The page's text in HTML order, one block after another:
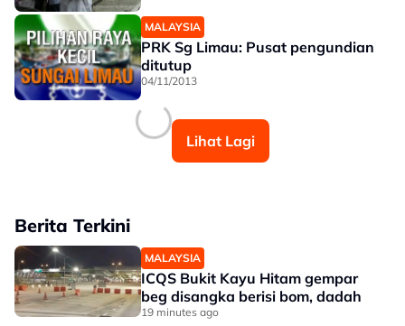
MALAYSIA
PRK Sg Limau: Pusat pengundian
ditutup
04/11/2013
Lihat Lagi
Berita Terkini
MALAYSIA
ICQS Bukit Kayu Hitam gempar
beg disangka berisi bom, dadah
19 minutes ago